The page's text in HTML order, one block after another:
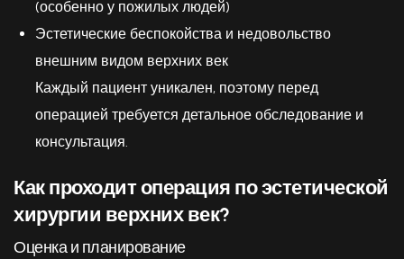
(особенно у пожилых людей)
Эстетические беспокойства и недовольство
внешним видом верхних век
Каждый пациент уникален, поэтому перед
операцией требуется детальное обследование и
консультация.
Как проходит операция по эстетической
хирургии верхних век?
Оценка и планирование